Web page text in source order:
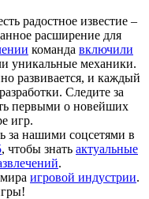
радостное известие –
расширение для
команда включили
уникальные механики.
развивается, и каждый
Следите за
первыми о новейших
игр.
за нашими соцсетями в
, чтобы знать актуальные
.
игровой индустрии.